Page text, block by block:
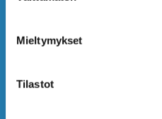
Mieltymykset
Tilastot
Contact Us